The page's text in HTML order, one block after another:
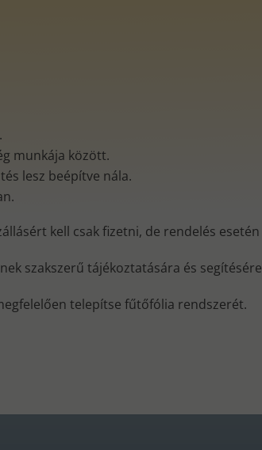
munkája között.
lesz beépítve nála.
kell csak fizetni, de rendelés
szakszerű tájékoztatására és
telepítse fűtőfólia rendszerét.